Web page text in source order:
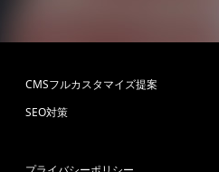
CMSフルカスタマイズ提案
SEO対策